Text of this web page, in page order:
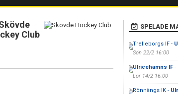
Club
SPELADE
Trelleborgs IF -
Sön 22/2 16:00
Ulricehamns IF-
Lör 14/2 16:00
Rönnängs IK -